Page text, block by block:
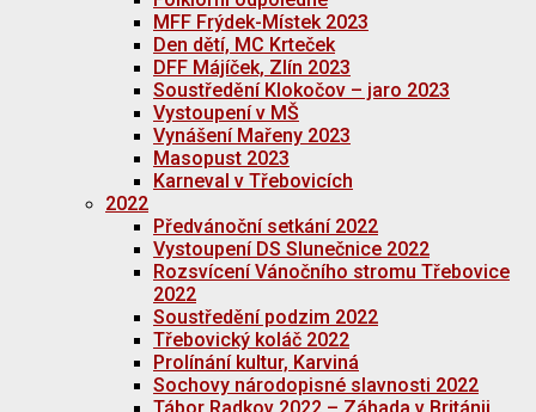
MFF Frýdek-Místek 2023
Den dětí, MC Krteček
DFF Májíček, Zlín 2023
Soustředění Klokočov – jaro 2023
Vystoupení v MŠ
Vynášení Mařeny 2023
Masopust 2023
Karneval v Třebovicích
2022
Předvánoční setkání 2022
Vystoupení DS Slunečnice 2022
Rozsvícení Vánočního stromu Třebovice
2022
Soustředění podzim 2022
Třebovický koláč 2022
Prolínání kultur, Karviná
Sochovy národopisné slavnosti 2022